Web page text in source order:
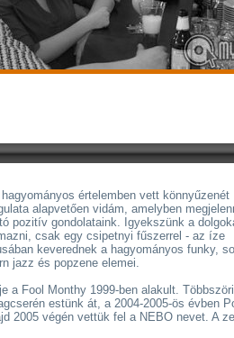
értelemben vett könnyűzenét
alapvetően vidám, amelyben
pozitív gondolataink. Igyekszünk a
csak egy csipetnyi fűszerrel - az íze
keverednek a hagyományos funky,
jazz és popzene elemei.
a Fool Monthy 1999-ben alakult. Többszöri
estünk át, a 2004-2005-ös évben
2005 végén vettük fel a NEBO nevet. A